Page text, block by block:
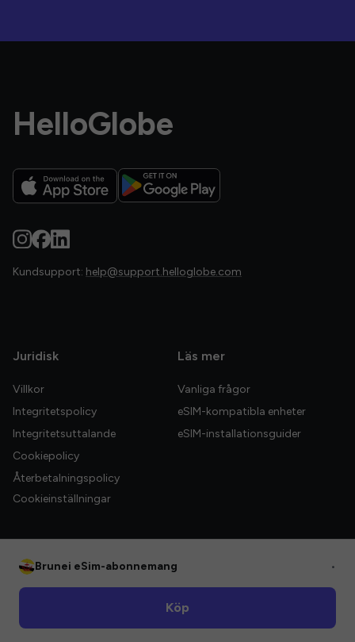
HelloGlobe
Kundsupport: help@support.helloglobe.com
Juridisk
Villkor
Integritetspolicy
Integritetsuttalande
Cookiepolicy
Återbetalningspolicy
Cookieinställningar
Läs mer
Vanliga frågor
eSIM-kompatibla enheter
eSIM-installationsguider
Brunei eSim-abonnemang •
Köp